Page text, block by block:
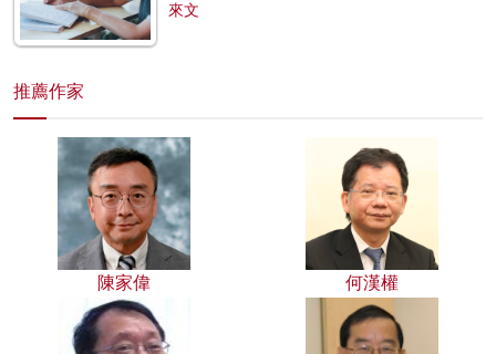
來文
推薦作家
陳家偉 何漢權